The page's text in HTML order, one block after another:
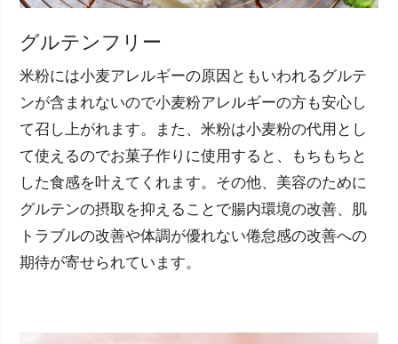
グルテンフリー
米粉には小麦アレルギーの原因ともいわれるグルテ
ンが含まれないので小麦粉アレルギーの方も安心し
て召し上がれます。また、米粉は小麦粉の代用とし
て使えるのでお菓子作りに使用すると、もちもちと
した食感を叶えてくれます。その他、美容のために
グルテンの摂取を抑えることで腸内環境の改善、肌
トラブルの改善や体調が優れない倦怠感の改善への
期待が寄せられています。